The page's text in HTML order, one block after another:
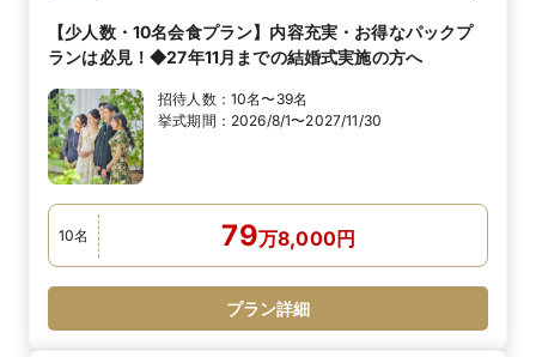
【少人数・10名会食プラン】内容充実・お得なパックプ
ランは必見！◆27年11月までの結婚式実施の方へ
招待人数： 10名〜39名
挙式期間： 2026/8/1〜2027/11/30
10名 79万8,000円
プラン詳細